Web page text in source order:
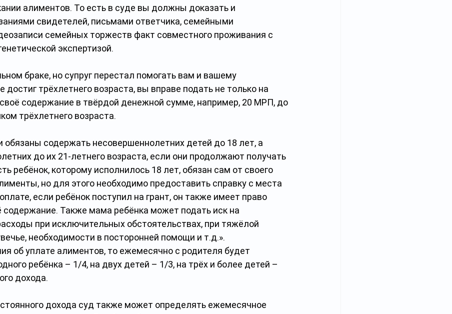
алиментов. То есть в суде вы должны доказать и
свидетелей, письмами ответчика, семейными
семейных торжеств факт совместного проживания с
экспертизой.
браке, но супруг перестал помогать вам и вашему
достиг трёхлетнего возраста, вы вправе подать не только на
содержание в твёрдой денежной сумме, например, 20 МРП, до
трёхлетнего возраста.
обязаны содержать несовершеннолетних детей до 18 лет, а
до их 21-летнего возраста, если они продолжают получать
ребёнок, которому исполнилось 18 лет, обязан сам от своего
но для этого необходимо предоставить справку с места
если ребёнок поступил на грант, он также имеет право
содержание. Также мама ребёнка может подать иск на
при исключительных обстоятельствах, при тяжёлой
необходимости в посторонней помощи и т.д.».
об уплате алиментов, то ежемесячно с родителя будет
ребёнка – 1/4, на двух детей – 1/3, на трёх и более детей –
дохода.
дохода суд также может определять ежемесячное